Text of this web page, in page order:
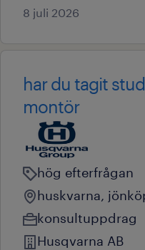
8 juli 2026
har du tagit
montör
hög efterfrågan
huskvarna,
konsultuppdrag
Husqvarna AB